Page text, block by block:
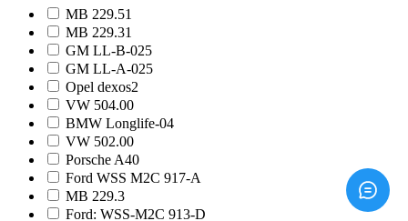
MB 229.51
MB 229.31
GM LL-B-025
GM LL-A-025
Opel dexos2
VW 504.00
BMW Longlife-04
VW 502.00
Porsche A40
Ford WSS M2C 917-A
MB 229.3
Ford: WSS-M2C 913-D